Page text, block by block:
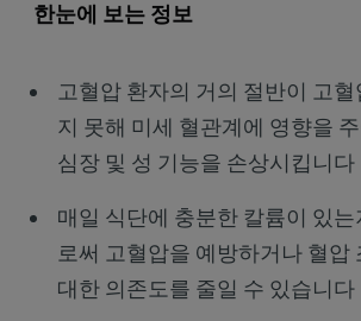
한눈에 보는 정보
고혈압 환자의 거의 절반이 고
지 못해 미세 혈관계에 영향을
심장 및 성 기능을 손상시킵니다
매일 식단에 충분한 칼륨이 있는
로써 고혈압을 예방하거나 혈압
대한 의존도를 줄일 수 있습니다